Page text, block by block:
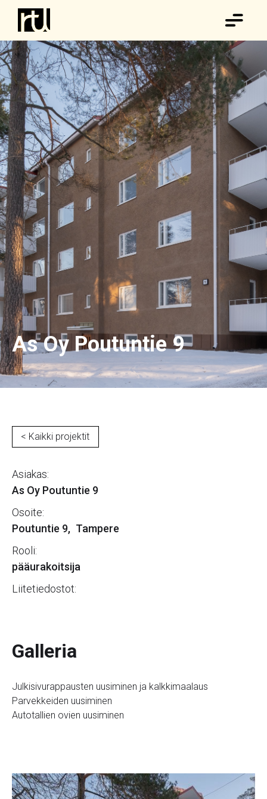
As Oy Poutuntie 9
< Kaikki projektit
Asiakas:
As Oy Poutuntie 9
Osoite:
Poutuntie 9, Tampere
Rooli:
pääurakoitsija
Liitetiedostot:
Galleria
Julkisivurappausten uusiminen ja kalkkimaalaus
Parvekkeiden uusiminen
Autotallien ovien uusiminen